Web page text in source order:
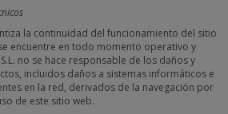
la continuidad del funcionamiento del sitio
encuentre en todo momento operativo y
no se hace responsable de los daños y
incluidos daños a sistemas informáticos e
en la red, derivados de la navegación por
de este sitio web.